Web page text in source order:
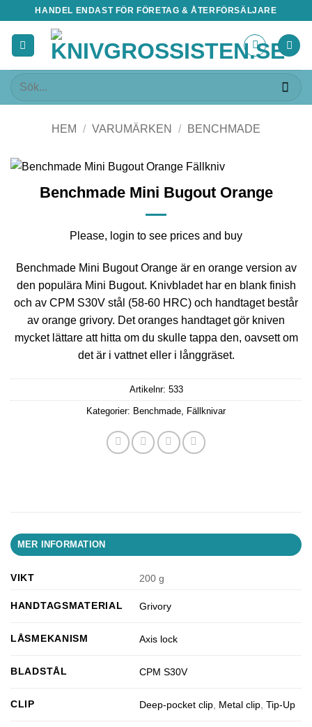
content
HANDEL ENDAST FÖR FÖRETAG & ÅTERFÖRSÄLJARE
Sök
HEM / VARUMÄRKEN / BENCHMADE
Benchmade Mini Bugout Orange
Please, login to see prices and buy
Benchmade Mini Bugout Orange är en orange version av
den populära Mini Bugout. Knivbladet har en blank finish
och av CPM S30V stål (58-60 HRC) och handtaget består
av orange grivory. Det oranges handtaget gör kniven
mycket lättare att hitta om du skulle tappa den, oavsett om
det är i vattnet eller i långgräset.
Artikelnr: 533
Kategorier: Benchmade Fällknivar
MER INFORMATION
VIKT 200 g
HANDTAGSMATERIAL Grivory
LÅSMEKANISM Axis lock
BLADSTÅL CPM S30V
CLIP Deep-pocket clip Metal clip ,Tip-Up